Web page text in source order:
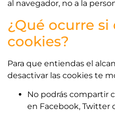
al navegador, no a la
¿Qué ocurre
cookies?
Para que entiendas el
desactivar las cookies te
No podrás compartir
en Facebook, Twitter